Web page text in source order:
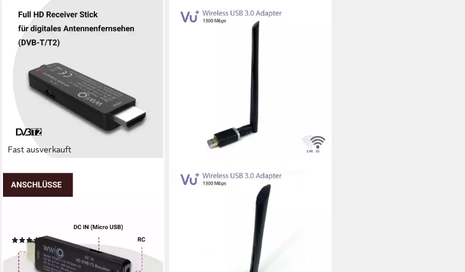
Fast ausverkauft
WWIO
WWIO TRINITY T2 TV Stick V2 -
Mini-Receiver DVB-T2 HD Receiver
Antennenfernsehen – für TV und
Beamer) (5)
24,90 € UVP69,90 €
-64%
VU+
Dual Band Wireless USB 3.0 Adapter
1300 Mbps inkl. 6 dBI Antenne SAT-
lieferbar - in 2-3 Werktagen bei dir